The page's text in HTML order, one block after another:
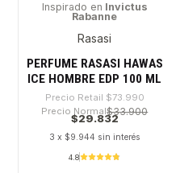
Inspirado en Invictus
Rabanne
Rasasi
PERFUME RASASI HAWAS
ICE HOMBRE EDP 100 ML
Precio Retail $73.990
Precio Normal$33.900
$29.832
3 x $9.944 sin interés
4.8